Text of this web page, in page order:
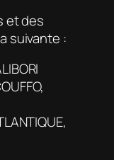
et des
suivante :